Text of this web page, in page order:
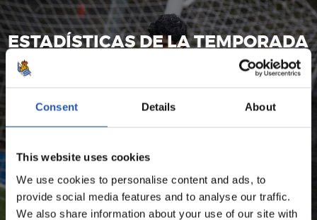
Consent Details About
This website uses cookies
We use cookies to personalise content and ads, to
provide social media features and to analyse our traffic.
We also share information about your use of our site with
ESTADÍSTICAS DE LA TEMPORADA
¡SOLO PARA USUARIOS
REGISTRADOS!
Este contenido es solo para los usuarios registrados en
nuestra web.